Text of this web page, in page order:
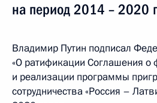
на период 2014 – 2020
Владимир Путин подписал
«О ратификации Соглашения о
и реализации программы
сотрудничества «Россия –